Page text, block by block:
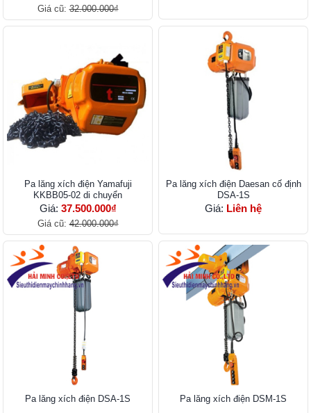
Giá cũ:32.000.000₫
Pa lăng xích điện Yamafuji
KKBB05-02 di chuyển
Giá: 37.500.000₫
Giá cũ:42.000.000₫
Pa lăng xích điện Daesan cố định
DSA-1S
Giá: Liên hệ
Pa lăng xích điện DSA-1S Pa lăng xích điện DSM-1S